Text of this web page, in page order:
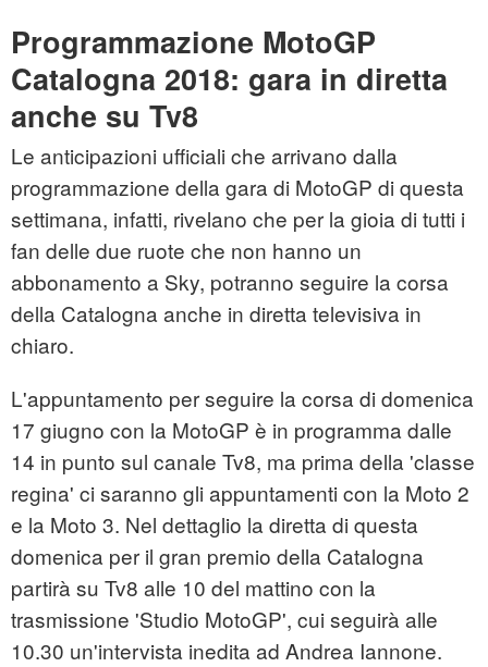
Programmazione MotoGP
Catalogna 2018: gara in diretta
anche su Tv8
Le anticipazioni ufficiali che arrivano dalla
programmazione della gara di MotoGP di questa
settimana, infatti, rivelano che per la gioia di tutti i
fan delle due ruote che non hanno un
abbonamento a Sky, potranno seguire la corsa
della Catalogna anche in diretta televisiva in
chiaro.
L'appuntamento per seguire la corsa di domenica
17 giugno con la MotoGP è in programma dalle
14 in punto sul canale Tv8, ma prima della 'classe
regina' ci saranno gli appuntamenti con la Moto 2
e la Moto 3. Nel dettaglio la diretta di questa
domenica per il gran premio della Catalogna
partirà su Tv8 alle 10 del mattino con la
trasmissione 'Studio MotoGP', cui seguirà alle
10.30 un'intervista inedita ad Andrea Iannone.